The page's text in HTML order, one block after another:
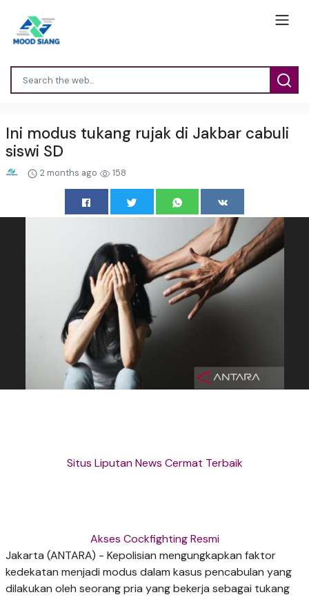
Ini modus tukang rujak di Jakbar cabuli
siswi SD
2 months ago 158
Situs Liputan News Cermat Terbaik
Akses Cockfighting Resmi
Jakarta (ANTARA) - Kepolisian mengungkapkan faktor
kedekatan menjadi modus dalam kasus pencabulan yang
dilakukan oleh seorang pria yang bekerja sebagai tukang